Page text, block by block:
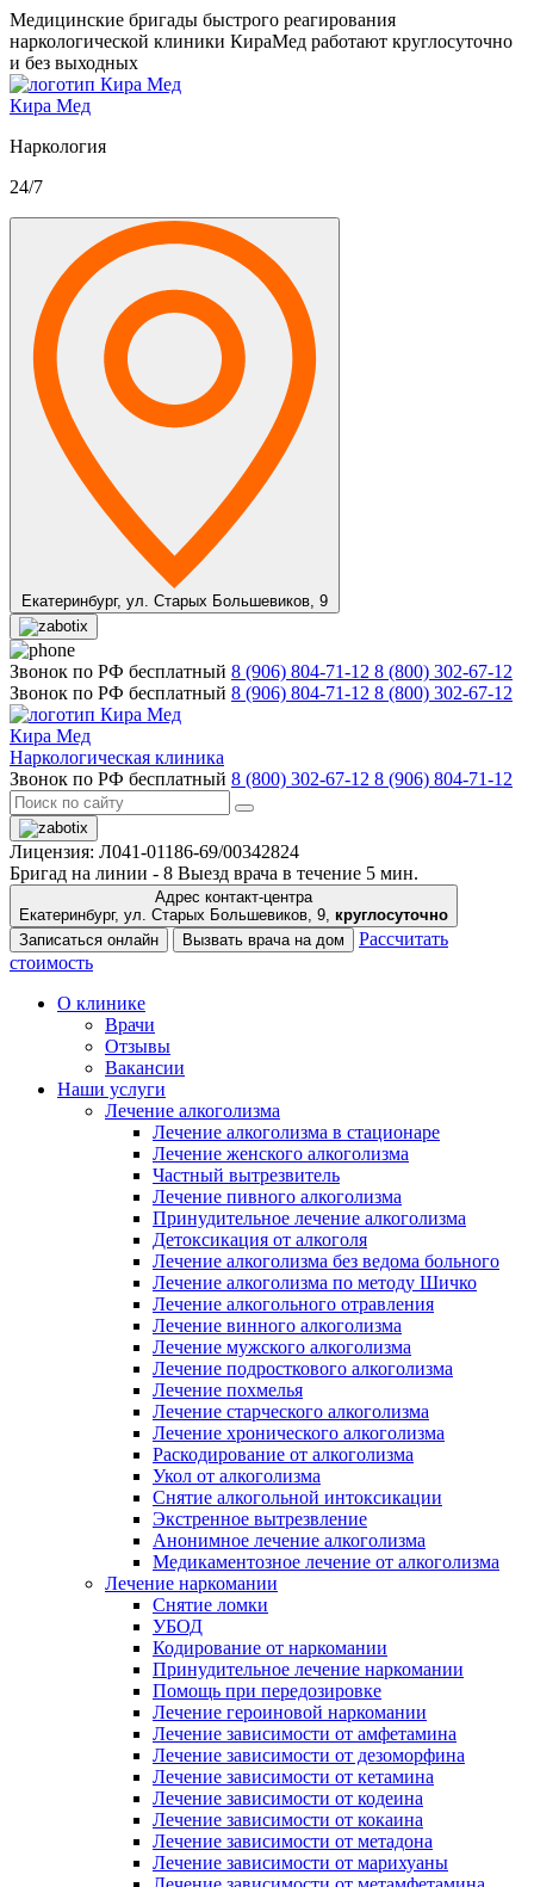
Медицинские бригады быстрого реагирования
наркологической клиники КираМед работают круглосуточно
и без выходных
Кира Мед
Наркология
24/7
Екатеринбург, ул. Старых Большевиков, 9
Звонок по РФ бесплатный 8 (906) 804-71-12 8 (800) 302-67-12
Звонок по РФ бесплатный 8 (906) 804-71-12 8 (800) 302-67-12
Кира Мед
Наркологическая клиника
Звонок по РФ бесплатный 8 (800) 302-67-12 8 (906) 804-71-12
Лицензия: Л041-01186-69/00342824
Бригад на линии - 8 Выезд врача в течение 5 мин.
Адрес контакт-центра
Екатеринбург, ул. Старых Большевиков, 9, круглосуточно
Записаться онлайн
Вызвать врача на дом
Рассчитать
стоимость
О клинике
Врачи
Отзывы
Вакансии
Наши услуги
Лечение алкоголизма
Лечение алкоголизма в стационаре
Лечение женского алкоголизма
Частный вытрезвитель
Лечение пивного алкоголизма
Принудительное лечение алкоголизма
Детоксикация от алкоголя
Лечение алкоголизма без ведома больного
Лечение алкоголизма по методу Шичко
Лечение алкогольного отравления
Лечение винного алкоголизма
Лечение мужского алкоголизма
Лечение подросткового алкоголизма
Лечение похмелья
Лечение старческого алкоголизма
Лечение хронического алкоголизма
Раскодирование от алкоголизма
Укол от алкоголизма
Снятие алкогольной интоксикации
Экстренное вытрезвление
Анонимное лечение алкоголизма
Медикаментозное лечение от алкоголизма
Лечение наркомании
Снятие ломки
УБОД
Кодирование от наркомании
Принудительное лечение наркомании
Помощь при передозировке
Лечение героиновой наркомании
Лечение зависимости от амфетамина
Лечение зависимости от дезоморфина
Лечение зависимости от кетамина
Лечение зависимости от кодеина
Лечение зависимости от кокаина
Лечение зависимости от метадона
Лечение зависимости от марихуаны